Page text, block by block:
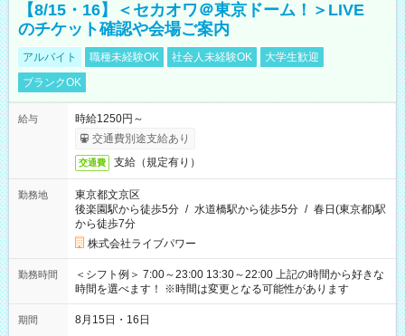
【8/15・16】＜セカオワ＠東京ドーム！＞LIVE
のチケット確認や会場ご案内
アルバイト 職種未経験OK 社会人未経験OK
大学生歓迎
ブランクOK
給与
時給1250円～
交通費別途支給あり
交通費 支給（規定有り）
勤務地
東京都文京区
後楽園駅から徒歩5分 / 水道橋駅から徒歩5分 / 春日(東京都)駅
から徒歩7分
株式会社ライブパワー
勤務時間
＜シフト例＞ 7:00～23:00 13:30～22:00 上記の時間から好きな
時間を選べます！ ※時間は変更となる可能性があります
期間 8月15日・16日